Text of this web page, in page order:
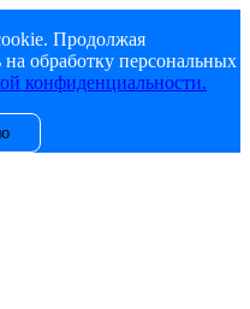
Продолжая
на обработку персональных
конфиденциальности.